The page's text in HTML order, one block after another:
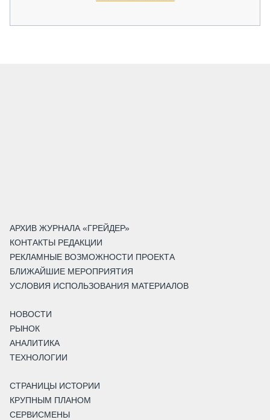
АРХИВ ЖУРНАЛА «ГРЕЙДЕР»
КОНТАКТЫ РЕДАКЦИИ
РЕКЛАМНЫЕ ВОЗМОЖНОСТИ ПРОЕКТА
БЛИЖАЙШИЕ МЕРОПРИЯТИЯ
УСЛОВИЯ ИСПОЛЬЗОВАНИЯ МАТЕРИАЛОВ
НОВОСТИ
РЫНОК
АНАЛИТИКА
ТЕХНОЛОГИИ
СТРАНИЦЫ ИСТОРИИ
КРУПНЫМ ПЛАНОМ
СЕРВИСМЕНЫ